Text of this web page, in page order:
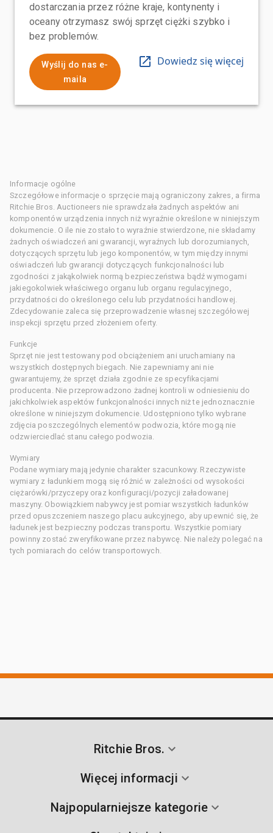
dostarczania przez różne kraje, kontynenty i
oceany otrzymasz swój sprzęt ciężki szybko i
bez problemów.
Wyślij do nas e-
maila
Dowiedz się więcej
Informacje ogólne
Szczegółowe informacje o sprzęcie mają ograniczony zakres, a firma
Ritchie Bros. Auctioneers nie sprawdzała żadnych aspektów ani
komponentów urządzenia innych niż wyraźnie określone w niniejszym
dokumencie. O ile nie zostało to wyraźnie stwierdzone, nie składamy
żadnych oświadczeń ani gwarancji, wyraźnych lub dorozumianych,
dotyczących sprzętu lub jego komponentów, w tym między innymi
oświadczeń lub gwarancji dotyczących funkcjonalności lub
zgodności z jakąkolwiek normą bezpieczeństwa bądź wymogami
jakiegokolwiek właściwego organu lub organu regulacyjnego,
przydatności do określonego celu lub przydatności handlowej.
Zdecydowanie zaleca się przeprowadzenie własnej szczegółowej
inspekcji sprzętu przed złożeniem oferty.
Funkcje
Sprzęt nie jest testowany pod obciążeniem ani uruchamiany na
wszystkich dostępnych biegach. Nie zapewniamy ani nie
gwarantujemy, że sprzęt działa zgodnie ze specyfikacjami
producenta. Nie przeprowadzono żadnej kontroli w odniesieniu do
jakichkolwiek aspektów funkcjonalności innych niż te jednoznacznie
określone w niniejszym dokumencie. Udostępniono tylko wybrane
zdjęcia poszczególnych elementów podwozia, które mogą nie
odzwierciedlać stanu całego podwozia.
Wymiary
Podane wymiary mają jedynie charakter szacunkowy. Rzeczywiste
wymiary z ładunkiem mogą się różnić w zależności od wysokości
ciężarówki/przyczepy oraz konfiguracji/pozycji załadowanej
maszyny. Obowiązkiem nabywcy jest pomiar wszystkich ładunków
przed opuszczeniem naszego placu aukcyjnego, aby upewnić się, że
ładunek jest bezpieczny podczas transportu. Wszystkie pomiary
powinny zostać zweryfikowane przez nabywcę. Nie należy polegać na
tych pomiarach do celów transportowych.
Ritchie Bros.
Więcej informacji
Najpopularniejsze kategorie